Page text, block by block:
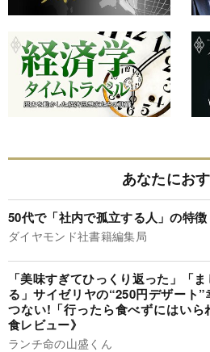
あなたにお
50代で「社内で孤立する人」の特徴
ダイヤモンド社書籍編集局
「美味すぎてひっくり返った」「
る」サイゼリヤの“250円デザート
つない!「行ったら食べずにはいら
食レビュー》
ランチ命の山盛くん